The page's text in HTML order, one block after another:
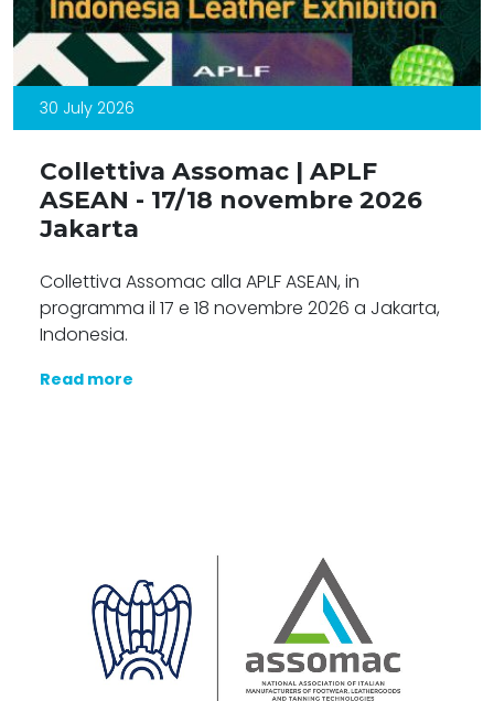
30 July 2026
Collettiva Assomac | APLF
ASEAN - 17/18 novembre 2026
Jakarta
Collettiva Assomac alla APLF ASEAN, in
programma il 17 e 18 novembre 2026 a Jakarta,
Indonesia.
Read more